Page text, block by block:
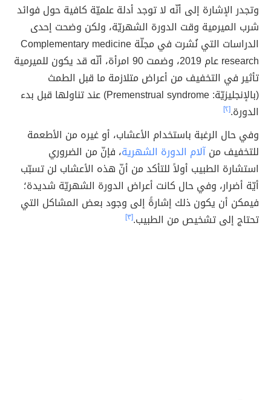
وتجدر الإشارة إلى أنّه لا توجد أدلة علميّة كافية حول فوائد
شرب الميرمية وقت الدورة الشهريّة، ولكن وضحت إحدى
الدراسات التي نُشرت في مجلّة Complementary medicine
research عام 2019، وضمت 90 امرأة، أنّه قد يكون للميرمية
تأثير في التخفيف من أعراض متلازمة ما قبل الطمث
(بالإنجليزيّة: Premenstrual syndrome) عند تناولها قبل بدء
الدورة.[٢]
وفي حال الرغبة باستخدام الأعشاب، أو غيره من الأطعمة
للتخفيف منآلام الدورة الشهرية، فإنّ من الضروري
استشارة الطبيب أولاً للتأكد من أنّ هذه الأعشاب لن تسبّب
أيّة أضرار، وفي حال كانت أعراض الدورة الشهريّة شديدة؛
فيمكن أن يكون ذلك إشارةً إلى وجود بعض المشاكل التي
تحتاج إلى تشخيص من الطبيب.[٣]